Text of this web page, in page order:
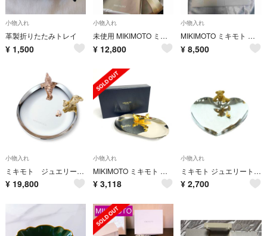
小物入れ
革製折りたたみトレイ
¥ 1,500
小物入れ
未使用 MIKIMOTO ミキモト 高級パール用ジュエリーボックス
¥ 12,800
小物入れ
MIKIMOTO ミキモト ケース 空箱 ブローチ
¥ 8,500
小物入れ
ミキモト ジュエリートレイ キャット 猫 オンライン限定
¥ 19,800
小物入れ
MIKIMOTO ミキモト アクセサリートレイ パール/シーソー/ベア シルバーカラー / 240001193724
¥ 3,118
小物入れ
ミキモト ジュエリートレイ ハート型 真珠飾り テディベア シルバーカラー
¥ 2,700